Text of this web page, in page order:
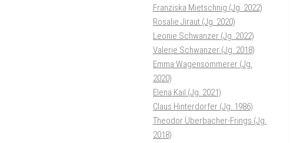
Franziska Mietschnig (Jg. 2022)
Rosalie Jiraut (Jg. 2020)
Leonie Schwanzer (Jg. 2022)
Valerie Schwanzer (Jg. 2018)
Emma Wagensommerer (Jg.
2020)
Elena Kail (Jg. 2021)
Claus Hinterdorfer (Jg. 1986)
Theodor Überbacher-Frings (Jg.
2018)